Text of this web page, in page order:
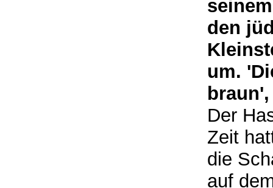
den
um.
Der
Zeit
die
auf